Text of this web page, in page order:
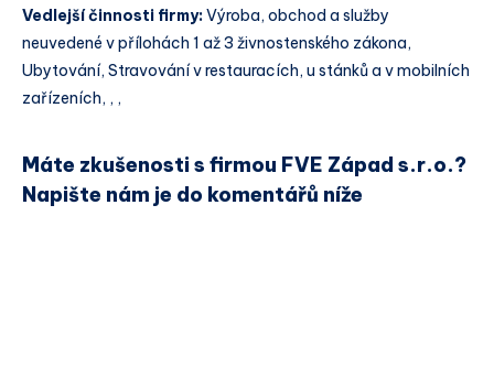
Vedlejší činnosti firmy:Výroba, obchod a služby
neuvedené v přílohách 1 až 3 živnostenského zákona,
Ubytování, Stravování v restauracích, u stánků a v mobilních
zařízeních, , ,
Máte zkušenosti s firmou FVE Západ s.r.o.?
Napište nám je do komentářů níže